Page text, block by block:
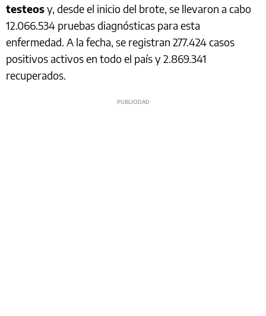
testeosy, desde el inicio del brote, se llevaron a cabo
12.066.534 pruebas diagnósticas para esta
enfermedad. A la fecha, se registran 277.424 casos
positivos activos en todo el país y 2.869.341
recuperados.